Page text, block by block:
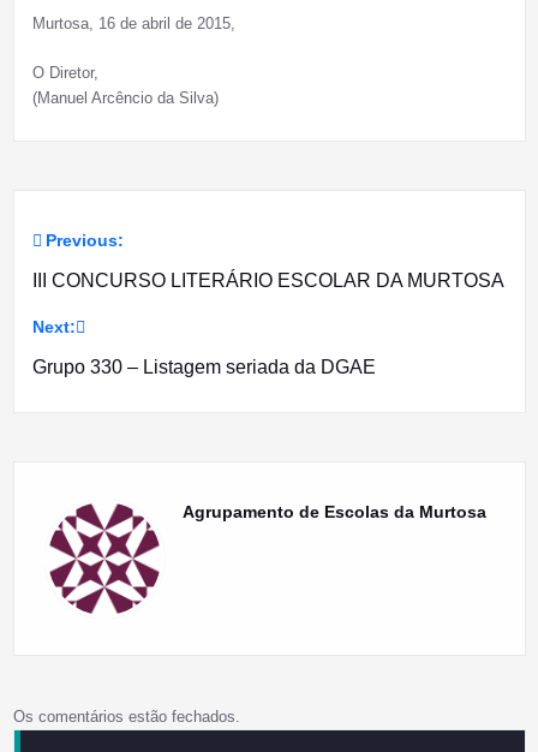
Murtosa, 16 de abril de 2015,
O Diretor,
(Manuel Arcêncio da Silva)
Navegação
artigos
Previous:
III CONCURSO LITERÁRIO ESCOLAR DA MURTOSA
Next:
Grupo 330 – Listagem seriada da DGAE
Agrupamento de Escolas da Murtosa
Os comentários estão fechados.